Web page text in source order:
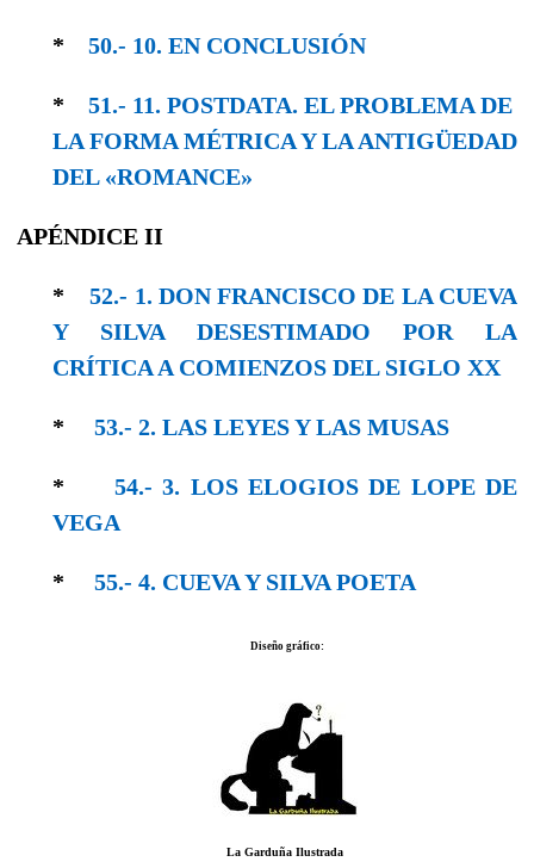
* 50.- 10. EN CONCLUSIÓN
* 51.- 11. POSTDATA. EL PROBLEMA DE
LA FORMA MÉTRICA Y LA ANTIGÜEDAD
DEL «ROMANCE»
APÉNDICE II
*52.- 1. DON FRANCISCO DE LA CUEVA
Y SILVA DESESTIMADO POR LA
CRÍTICA A COMIENZOS DEL SIGLO XX
* 53.- 2. LAS LEYES Y LAS MUSAS
* 54.- 3. LOS ELOGIOS DE LOPE DE
VEGA
* 55.- 4. CUEVA Y SILVA POETA
Diseño gráfico:
La Garduña Ilustrada